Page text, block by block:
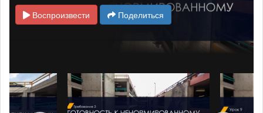
Воспроизвести Поделиться